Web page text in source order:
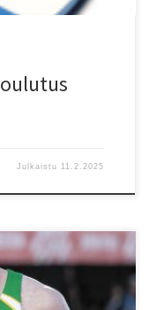
Julkaistu 11.2.2025
Piirin seurojen
Niko Viljola 800